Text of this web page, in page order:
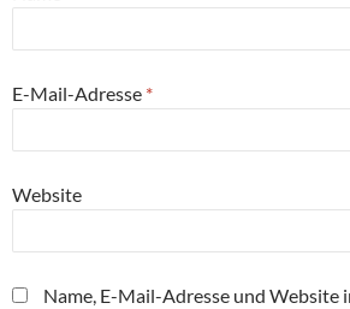
E-Mail-Adresse *
Website
Name, E-Mail-Adresse und Website